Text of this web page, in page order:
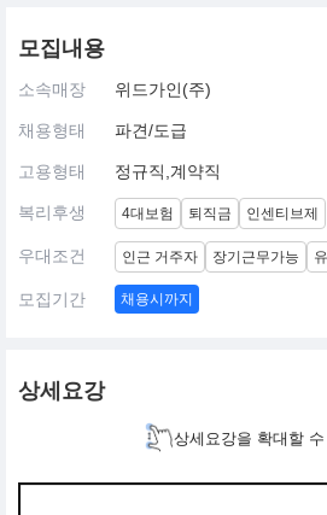
모집내용
소속매장 위드가인(주)
채용형태 파견/도급
고용형태 정규직,계약직
복리후생 4대보험 퇴직금 인센티브제
우대조건 인근 거주자 장기근무가능
모집기간 채용시까지
상세요강
상세요강을 확대할